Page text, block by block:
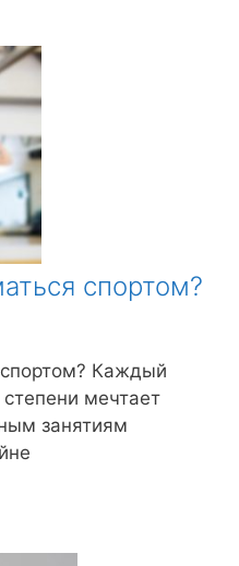
спортом?
спортом? Каждый
мечтает
занятиям